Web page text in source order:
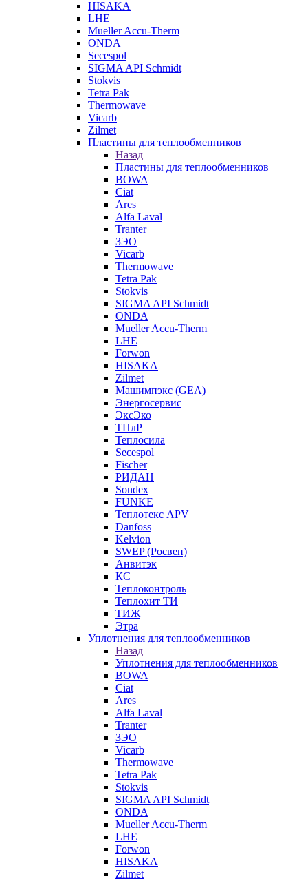
HISAKA
LHE
Mueller Accu-Therm
ONDA
Secespol
SIGMA API Schmidt
Stokvis
Tetra Pak
Thermowave
Vicarb
Zilmet
Пластины для теплообменников
Назад
Пластины для теплообменников
BOWA
Ciat
Ares
Alfa Laval
Tranter
ЗЭО
Vicarb
Thermowave
Tetra Pak
Stokvis
SIGMA API Schmidt
ONDA
Mueller Accu-Therm
LHE
Forwon
HISAKA
Zilmet
Машимпэкс (GEA)
Энергосервис
ЭксЭко
ТПлР
Теплосила
Secespol
Fischer
РИДАН
Sondex
FUNKE
Теплотекс APV
Danfoss
Kelvion
SWEP (Росвеп)
Анвитэк
КС
Теплоконтроль
Теплохит ТИ
ТИЖ
Этра
Уплотнения для теплообменников
Назад
Уплотнения для теплообменников
BOWA
Ciat
Ares
Alfa Laval
Tranter
ЗЭО
Vicarb
Thermowave
Tetra Pak
Stokvis
SIGMA API Schmidt
ONDA
Mueller Accu-Therm
LHE
Forwon
HISAKA
Zilmet